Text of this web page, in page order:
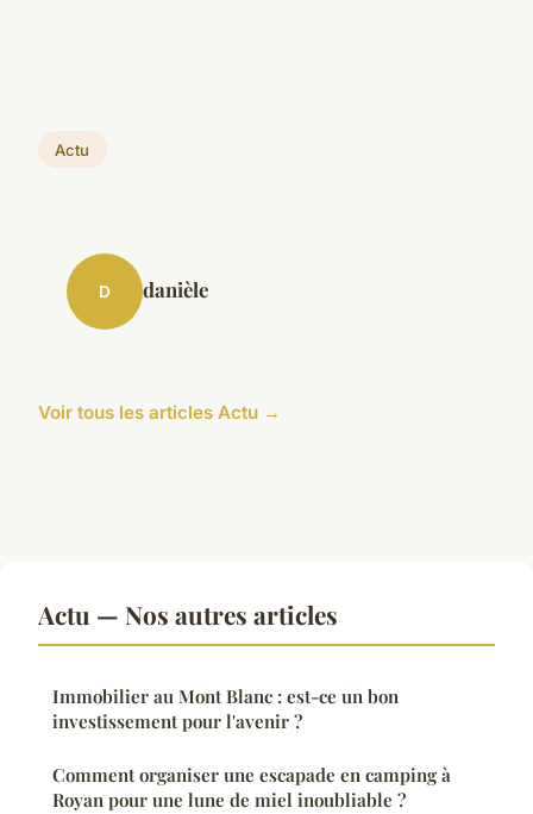
Actu
D danièle
Voir tous les articles Actu →
Actu — Nos autres articles
Immobilier au Mont Blanc : est-ce un bon
investissement pour l'avenir ?
Comment organiser une escapade en camping à
Royan pour une lune de miel inoubliable ?